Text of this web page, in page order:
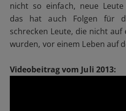
nicht so einfach, neue
das hat auch Folgen für
schrecken Leute, die nicht
wurden, vor einem Leben auf
Videobeitrag vom Juli 2013: